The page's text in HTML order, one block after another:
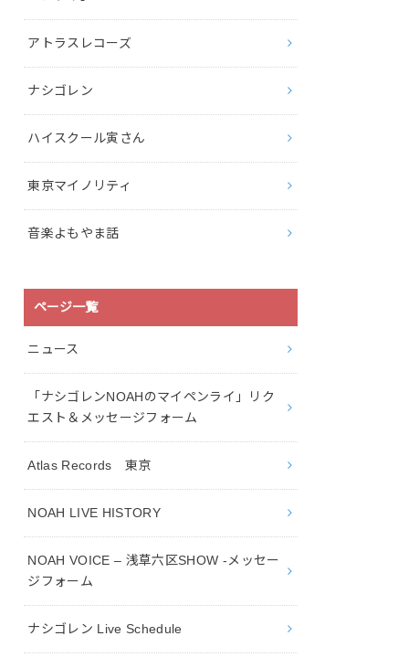
アトラスレコーズ
ナシゴレン
ハイスクール寅さん
東京マイノリティ
音楽よもやま話
ページ一覧
ニュース
「ナシゴレンNOAHのマイペンライ」リク
エスト＆メッセージフォーム
Atlas Records 東京
NOAH LIVE HISTORY
NOAH VOICE – 浅草六区SHOW -メッセー
ジフォーム
ナシゴレン Live Schedule